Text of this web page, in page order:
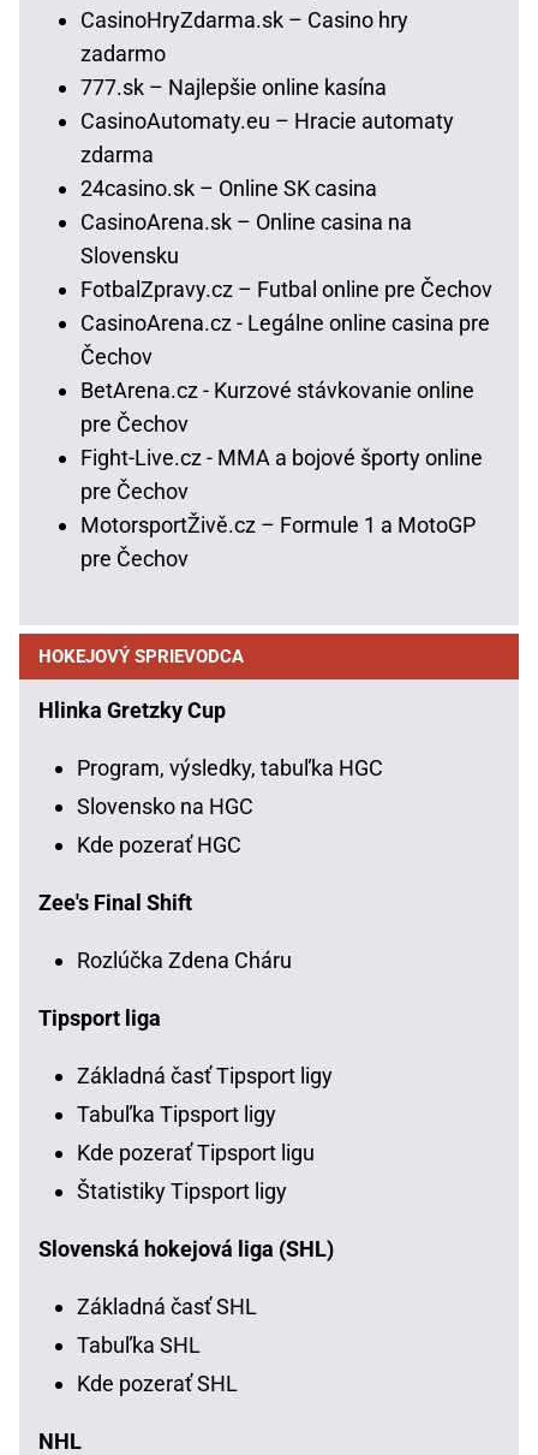
CasinoHryZdarma.sk – Casino hry
zadarmo
777.sk – Najlepšie online kasína
CasinoAutomaty.eu – Hracie automaty
zdarma
24casino.sk – Online SK casina
CasinoArena.sk – Online casina na
Slovensku
FotbalZpravy.cz – Futbal online pre Čechov
CasinoArena.cz - Legálne online casina pre
Čechov
BetArena.cz - Kurzové stávkovanie online
pre Čechov
Fight-Live.cz - MMA a bojové športy online
pre Čechov
MotorsportŽivě.cz – Formule 1 a MotoGP
pre Čechov
HOKEJOVÝ SPRIEVODCA
Hlinka Gretzky Cup
Program, výsledky, tabuľka HGC
Slovensko na HGC
Kde pozerať HGC
Zee's Final Shift
Rozlúčka Zdena Cháru
Tipsport liga
Základná časť Tipsport ligy
Tabuľka Tipsport ligy
Kde pozerať Tipsport ligu
Štatistiky Tipsport ligy
Slovenská hokejová liga (SHL)
Základná časť SHL
Tabuľka SHL
Kde pozerať SHL
NHL